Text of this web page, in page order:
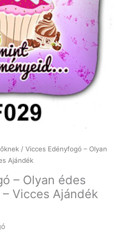
/ Vicces Edényfogó – Olyan
Ajándék
– Olyan édes
Vicces Ajándék